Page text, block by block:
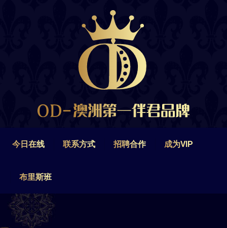
今日在线 联系方式 招聘合作 成为VIP
布里斯班
联系方式 招聘合作
布里斯班